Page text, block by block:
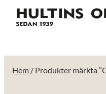
Hem / Produkter märkta